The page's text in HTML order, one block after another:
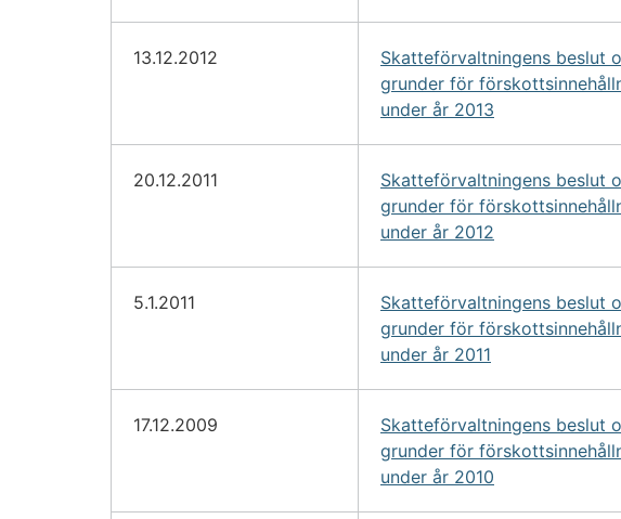
13.12.2012
Skatteförvaltningens beslut
grunder för
under år 2013
20.12.2011
Skatteförvaltningens beslut
grunder för
under år 2012
5.1.2011
Skatteförvaltningens beslut
grunder för
under år 2011
17.12.2009
Skatteförvaltningens beslut
grunder för
under år 2010